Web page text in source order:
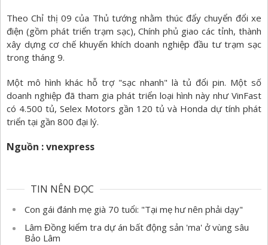
Theo Chỉ thị 09 của Thủ tướng nhằm thúc đẩy chuyển đổi xe
điện (gồm phát triển trạm sạc), Chính phủ giao các tỉnh, thành
xây dựng cơ chế khuyến khích doanh nghiệp đầu tư trạm sạc
trong tháng 9.
Một mô hình khác hỗ trợ "sạc nhanh" là tủ đổi pin. Một số
doanh nghiệp đã tham gia phát triển loại hình này như VinFast
có 4.500 tủ, Selex Motors gần 120 tủ và Honda dự tính phát
triển tại gần 800 đại lý.
Nguồn : vnexpress
TIN NÊN ĐỌC
Con gái đánh mẹ già 70 tuổi: "Tại mẹ hư nên phải dạy"
Lâm Đồng kiểm tra dự án bất động sản 'ma' ở vùng sâu
Bảo Lâm